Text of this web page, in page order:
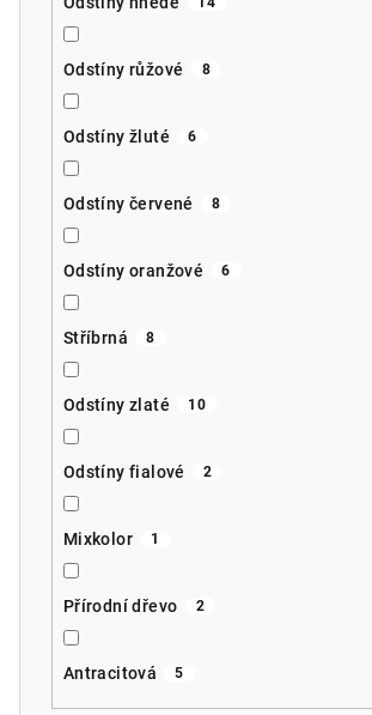
Odstíny růžové 8
Odstíny žluté 6
Odstíny červené 8
Odstíny oranžové 6
Stříbrná 8
Odstíny zlaté 10
Odstíny fialové 2
Mixkolor 1
Přírodní dřevo 2
Antracitová 5